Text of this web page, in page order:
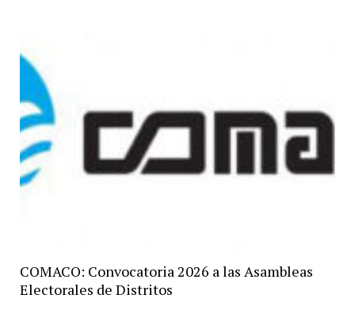
COMACO: Convocatoria 2026 a las Asambleas
Electorales de Distritos